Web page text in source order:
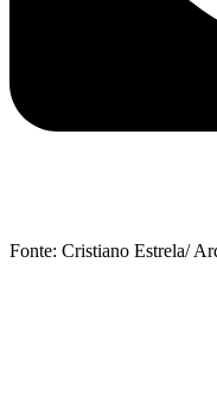
Fonte: Cristiano Estrela/